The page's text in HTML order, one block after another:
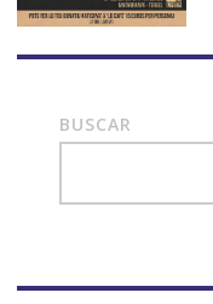
BUSCAR